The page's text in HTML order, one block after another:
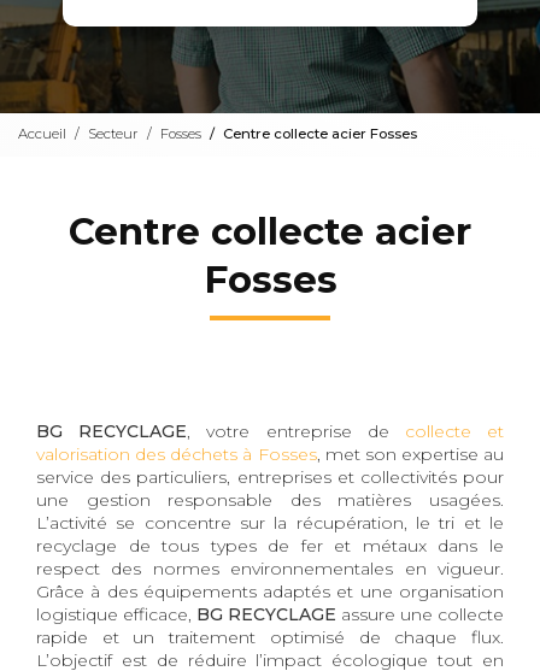
Accueil Secteur Fosses Centre collecte acier Fosses
Centre collecte acier
Fosses
BG RECYCLAGE, votre entreprise de collecte et
valorisation des déchets à Fosses, met son expertise au
service des particuliers, entreprises et collectivités pour
une gestion responsable des matières usagées.
L’activité se concentre sur la récupération, le tri et le
recyclage de tous types de fer et métaux dans le
respect des normes environnementales en vigueur.
Grâce à des équipements adaptés et une organisation
logistique efficace, BG RECYCLAGE assure une collecte
rapide et un traitement optimisé de chaque flux.
L’objectif est de réduire l’impact écologique tout en